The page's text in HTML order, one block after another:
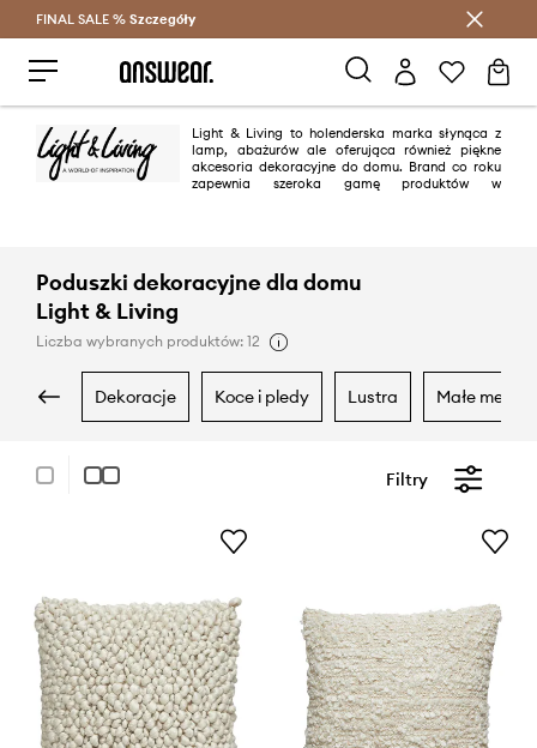
Oszczędzaj z Answear Club >
FINAL SALE % Szczegóły
Light & Living to holenderska marka słynąca z
lamp, abażurów ale oferująca również piękne
akcesoria dekoracyjne do domu. Brand co roku
zapewnia szeroka gamę produktów w
Poduszki dekoracyjne dla domu
Light & Living
Liczba wybranych produktów: 12
dekoracje koce i pledy lustra małe meble
Filtry